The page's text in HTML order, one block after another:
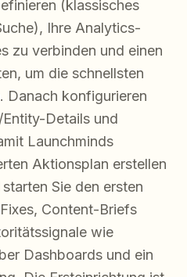
(klassisches
Ihre Analytics-
zu verbinden und einen
um die schnellsten
Danach konfigurieren
Details und
Launchminds
Aktionsplan erstellen
Sie den ersten
Content-Briefs
wie
Dashboards und ein